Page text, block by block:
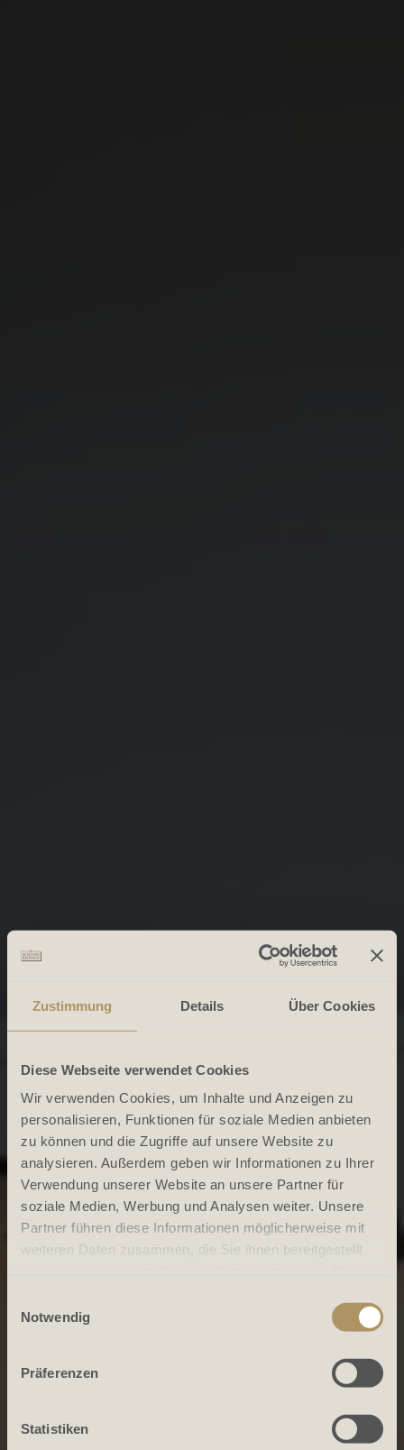
Zustimmung Details Über Cookies
Diese Webseite verwendet Cookies
Wir verwenden Cookies, um Inhalte und Anzeigen zu
personalisieren, Funktionen für soziale Medien anbieten
zu können und die Zugriffe auf unsere Website zu
analysieren. Außerdem geben wir Informationen zu Ihrer
Verwendung unserer Website an unsere Partner für
soziale Medien, Werbung und Analysen weiter. Unsere
Partner führen diese Informationen möglicherweise mit
weiteren Daten zusammen, die Sie ihnen bereitgestellt
Notwendig
Präferenzen
Statistiken